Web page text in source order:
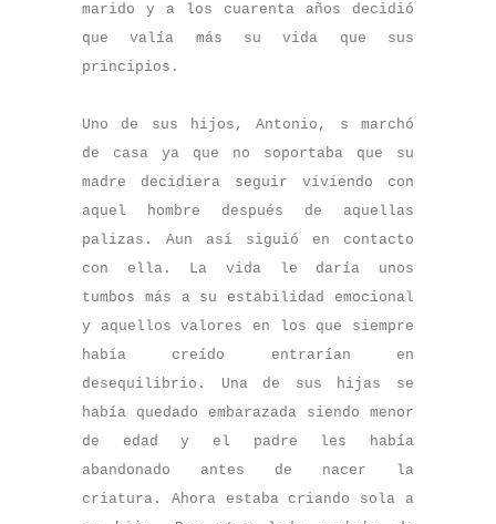
marido y a los cuarenta años decidió
que valía más su vida que sus
principios.
Uno de sus hijos, Antonio, s marchó
de casa ya que no soportaba que su
madre decidiera seguir viviendo con
aquel hombre después de aquellas
palizas. Aun así siguió en contacto
con ella. La vida le daría unos
tumbos más a su estabilidad emocional
y aquellos valores en los que siempre
había creído entrarían en
desequilibrio. Una de sus hijas se
había quedado embarazada siendo menor
de edad y el padre les había
abandonado antes de nacer la
criatura. Ahora estaba criando sola a